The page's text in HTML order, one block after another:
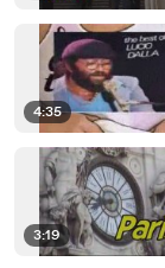
4:35
3:19